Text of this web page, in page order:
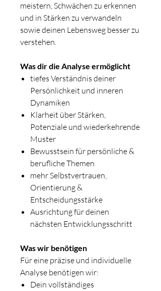
meistern, Schwächen zu erkennen
und in Stärken zu verwandeln
sowie deinen Lebensweg besser zu
verstehen.
Was dir die Analyse ermöglicht
tiefes Verständnis deiner
Persönlichkeit und inneren
Dynamiken
Klarheit über Stärken,
Potenziale und wiederkehrende
Muster
Bewusstsein für persönliche &
berufliche Themen
mehr Selbstvertrauen,
Orientierung &
Entscheidungsstärke
Ausrichtung für deinen
nächsten Entwicklungsschritt
Was wir benötigen
Für eine präzise und individuelle
Analyse benötigen wir:
Dein vollständiges